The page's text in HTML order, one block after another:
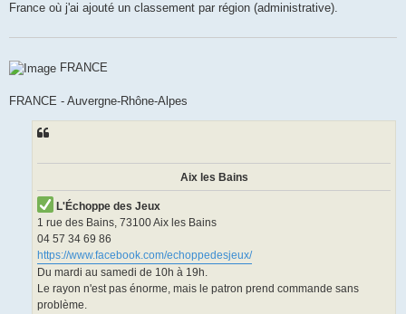
France où j'ai ajouté un classement par région (administrative).
FRANCE
FRANCE - Auvergne-Rhône-Alpes
Aix les Bains
L'Échoppe des Jeux
1 rue des Bains, 73100 Aix les Bains
04 57 34 69 86
https://www.facebook.com/echoppedesjeux/
Du mardi au samedi de 10h à 19h.
Le rayon n'est pas énorme, mais le patron prend commande sans
problème.